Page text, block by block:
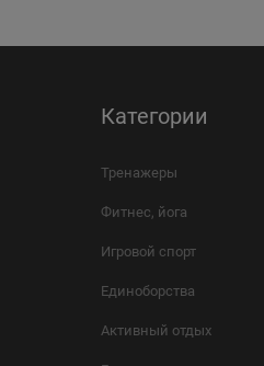
Категории
Тренажеры
Фитнес, йога
Игровой спорт
Единоборства
Активный отдых